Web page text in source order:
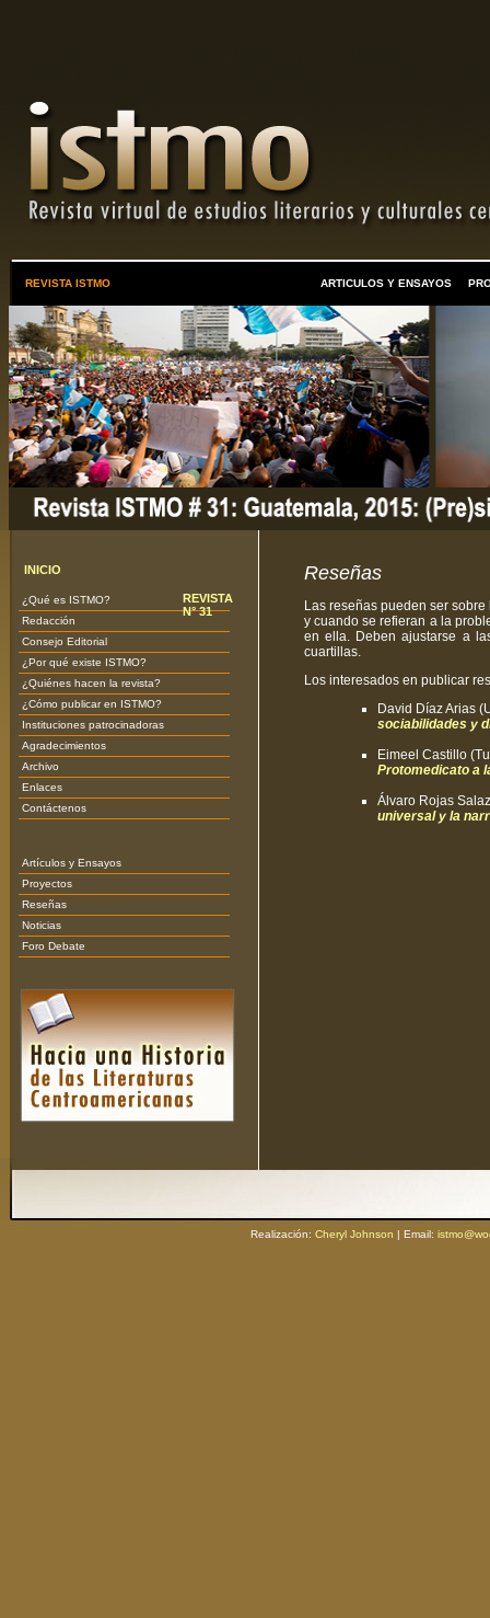
REVISTA ISTMO ARTICULOS Y ENSAYOS
INICIO
¿Qué es ISTMO?
Redacción
Consejo Editorial
¿Por qué existe ISTMO?
¿Quiénes hacen la revista?
¿Cómo publicar en ISTMO?
Instituciones patrocinadoras
Agradecimientos
Archivo
Enlaces
Contáctenos
REVISTA
N° 31
Artículos y Ensayos
Proyectos
Reseñas
Noticias
Foro Debate
Reseñas
Las reseñas pueden ser
y cuando se refieran a la
en ella. Deben ajustarse a
cuartillas.
Los interesados en publicar
David Díaz Arias
sociabilidades y
Eimeel Castillo
Protomedicato a
Álvaro Rojas
universal y la
Realización: Cheryl Johnson | Email: